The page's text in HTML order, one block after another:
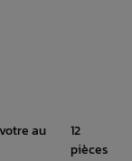
au
12
pièces